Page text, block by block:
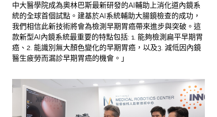
中大醫學院成為奧林巴斯最新研發的AI輔助上消化道內鏡系
統的全球首個試點。建基於AI系統輔助大腸鏡檢查的成功，
我們相信此新技術將會為檢測早期胃癌帶來進步與突破。這
款新型AI內鏡系統最重要的特點包括: 1. 能夠檢測扁平早期胃
癌、2. 能識別無大顏色變化的早期胃癌，以及3. 減低因內鏡
醫生疲勞而漏診早期胃癌的機會。」